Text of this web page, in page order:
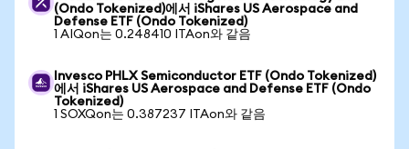
(Ondo Tokenized)에서 iShares US Aerospace and
Defense ETF (Ondo Tokenized)
1 AIQon는 0.248410 ITAon와 같음
Invesco PHLX Semiconductor ETF (Ondo Tokenized)
에서 iShares US Aerospace and Defense ETF (Ondo
Tokenized)
1 SOXQon는 0.387237 ITAon와 같음